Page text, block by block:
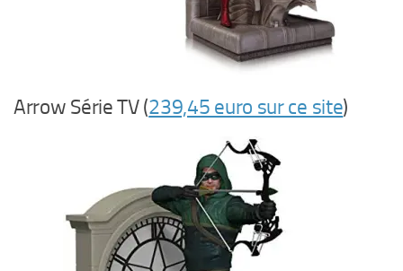
Arrow Série TV (239,45 euro sur ce site)